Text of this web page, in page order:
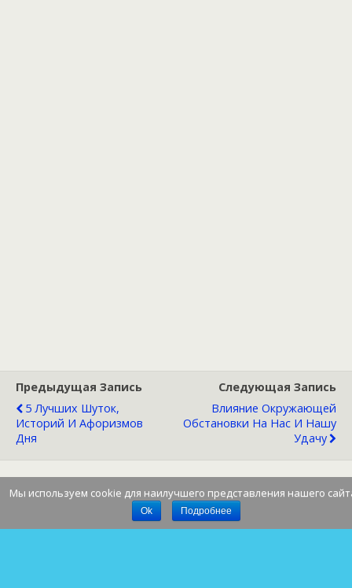
Предыдущая Запись
5 Лучших Шуток,
Историй И Афоризмов
Дня
Следующая Запись
Влияние Окружающей
Обстановки На Нас И Нашу
Удачу
Мы используем cookie для наилучшего представления нашего
Ok Подробнее
Наверх